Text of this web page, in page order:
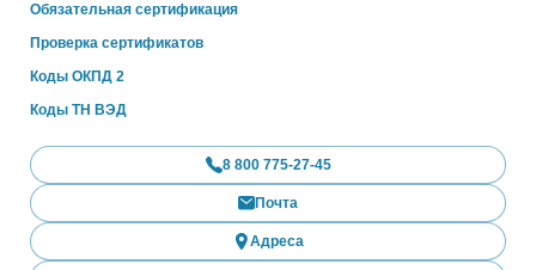
Обязательная сертификация
Проверка сертификатов
Коды ОКПД 2
Коды ТН ВЭД
8 800 775-27-45
Почта
Адреса